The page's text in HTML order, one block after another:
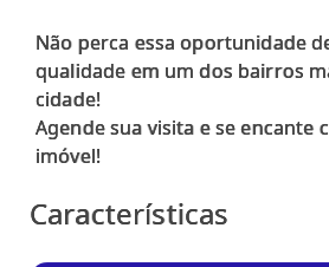
Não perca essa oportunidade
qualidade em um dos bairros
cidade!
Agende sua visita e se encante
Características